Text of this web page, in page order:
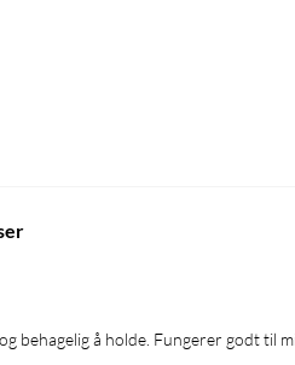
og behagelig å holde. Fungerer godt til